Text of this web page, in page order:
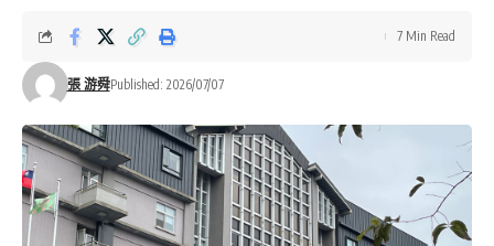
張 游舜Published: 2026/07/07
7 Min Read